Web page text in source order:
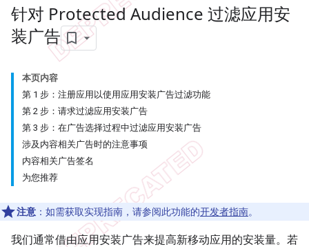
针对 Protected Audience 过滤应用安
装广告
本页内容
第 1 步：注册应用以使用应用安装广告过滤功能
第 2 步：请求过滤应用安装广告
第 3 步：在广告选择过程中过滤应用安装广告
涉及内容相关广告时的注意事项
内容相关广告签名
为您推荐
注意 ：如需获取实现指南，请参阅此功能的开发者指南。
我们通常借由应用安装广告来提高新移动应用的安装量。若